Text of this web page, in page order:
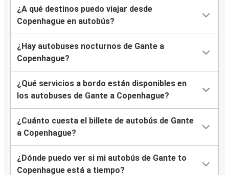
¿A qué destinos puedo viajar desde
Copenhague en autobús?
¿Hay autobuses nocturnos de Gante a
Copenhague?
¿Qué servicios a bordo están disponibles en
los autobuses de Gante a Copenhague?
¿Cuánto cuesta el billete de autobús de Gante
a Copenhague?
¿Dónde puedo ver si mi autobús de Gante to
Copenhague está a tiempo?